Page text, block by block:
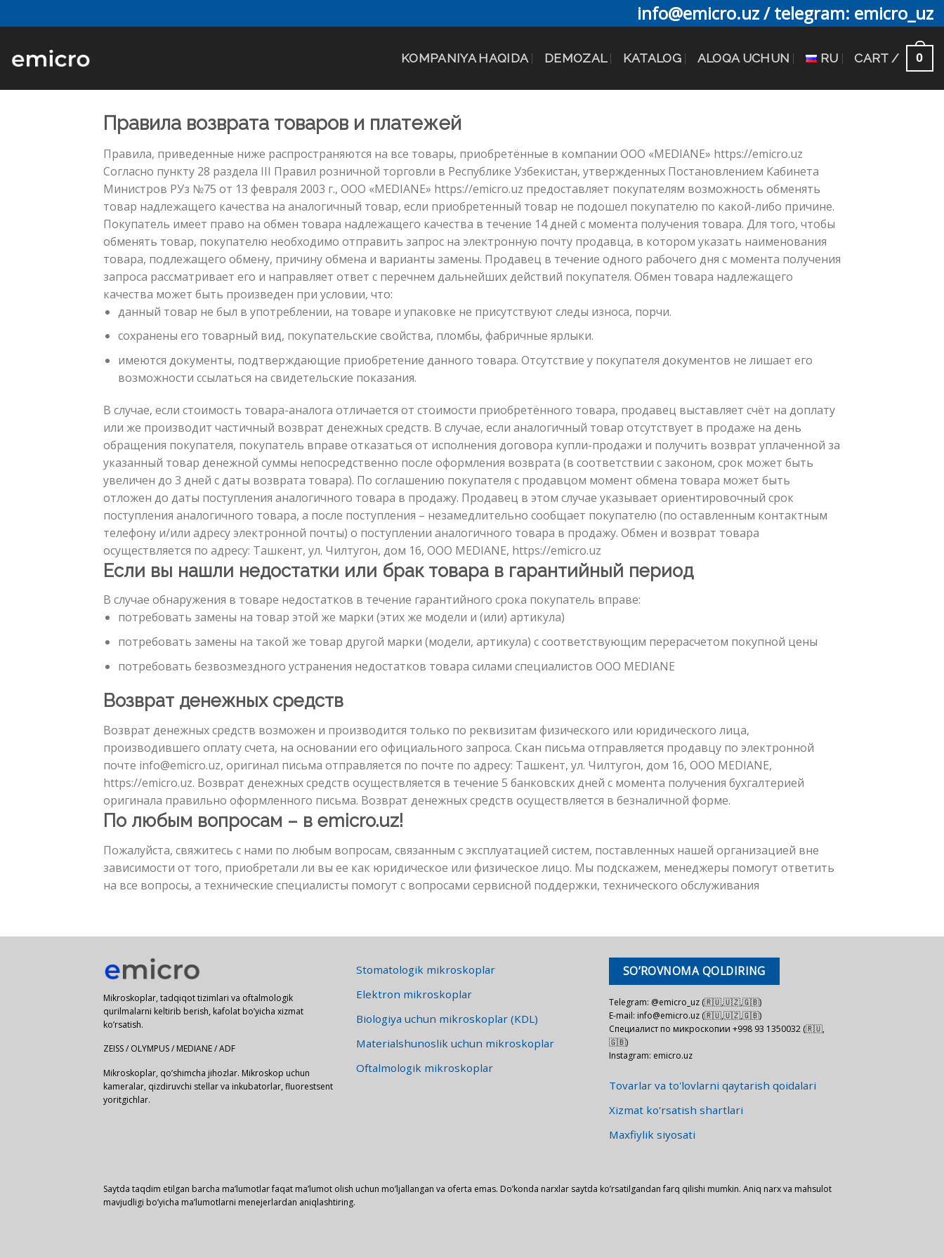
to
info@emicro.uz / telegram: emicro_uz
KOMPANIYA HAQIDA DEMOZAL KATALOG ALOQA UCHUN RU CART / 0
Правила возврата товаров и платежей
Правила, приведенные ниже распространяются на все товары, приобретённые в компании ООО «MEDIANE» https://emicro.uz
Согласно пункту 28 раздела III Правил розничной торговли в Республике Узбекистан, утвержденных Постановлением Кабинета
Министров РУз №75 от 13 февраля 2003 г., ООО «MEDIANE» https://emicro.uz предоставляет покупателям возможность обменять
товар надлежащего качества на аналогичный товар, если приобретенный товар не подошел покупателю по какой-либо причине.
Покупатель имеет право на обмен товара надлежащего качества в течение 14 дней с момента получения товара. Для того, чтобы
обменять товар, покупателю необходимо отправить запрос на электронную почту продавца, в котором указать наименования
товара, подлежащего обмену, причину обмена и варианты замены. Продавец в течение одного рабочего дня с момента получения
запроса рассматривает его и направляет ответ с перечнем дальнейших действий покупателя. Обмен товара надлежащего
качества может быть произведен при условии, что:
данный товар не был в употреблении, на товаре и упаковке не присутствуют следы износа, порчи.
сохранены его товарный вид, покупательские свойства, пломбы, фабричные ярлыки.
имеются документы, подтверждающие приобретение данного товара. Отсутствие у покупателя документов не лишает его
возможности ссылаться на свидетельские показания.
В случае, если стоимость товара-аналога отличается от стоимости приобретённого товара, продавец выставляет счёт на доплату
или же производит частичный возврат денежных средств. В случае, если аналогичный товар отсутствует в продаже на день
обращения покупателя, покупатель вправе отказаться от исполнения договора купли-продажи и получить возврат уплаченной за
указанный товар денежной суммы непосредственно после оформления возврата (в соответствии с законом, срок может быть
увеличен до 3 дней с даты возврата товара). По соглашению покупателя с продавцом момент обмена товара может быть
отложен до даты поступления аналогичного товара в продажу. Продавец в этом случае указывает ориентировочный срок
поступления аналогичного товара, а после поступления – незамедлительно сообщает покупателю (по оставленным контактным
телефону и/или адресу электронной почты) о поступлении аналогичного товара в продажу. Обмен и возврат товара
осуществляется по адресу: Ташкент, ул. Чилтугон, дом 16, OOO MEDIANE, https://emicro.uz
Если вы нашли недостатки или брак товара в гарантийный период
В случае обнаружения в товаре недостатков в течение гарантийного срока покупатель вправе:
потребовать замены на товар этой же марки (этих же модели и (или) артикула)
потребовать замены на такой же товар другой марки (модели, артикула) с соответствующим перерасчетом покупной цены
потребовать безвозмездного устранения недостатков товара силами специалистов OOO MEDIANE
Возврат денежных средств
Возврат денежных средств возможен и производится только по реквизитам физического или юридического лица,
производившего оплату счета, на основании его официального запроса. Скан письма отправляется продавцу по электронной
почте info@emicro.uz, оригинал письма отправляется по почте по адресу: Ташкент, ул. Чилтугон, дом 16, OOO MEDIANE,
https://emicro.uz. Возврат денежных средств осуществляется в течение 5 банковских дней с момента получения бухгалтерией
оригинала правильно оформленного письма. Возврат денежных средств осуществляется в безналичной форме.
По любым вопросам – в emicro.uz!
Пожалуйста, свяжитесь с нами по любым вопросам, связанным с эксплуатацией систем, поставленных нашей организацией вне
зависимости от того, приобретали ли вы ее как юридическое или физическое лицо. Мы подскажем, менеджеры помогут ответить
на все вопросы, а технические специалисты помогут с вопросами сервисной поддержки, технического обслуживания
Mikroskoplar, tadqiqot tizimlari va oftalmologik
qurilmalarni keltirib berish, kafolat bo’yicha xizmat
ko’rsatish.
ZEISS / OLYMPUS / MEDIANE / ADF
Mikroskoplar, qo’shimcha jihozlar. Mikroskop uchun
kameralar, qizdiruvchi stellar va inkubatorlar, fluorestsent
yoritgichlar.
Stomatologik mikroskoplar
Elektron mikroskoplar
Biologiya uchun mikroskoplar (KDL)
Materialshunoslik uchun mikroskoplar
Oftalmologik mikroskoplar
SO’ROVNOMA QOLDIRING
Telegram: @emicro_uz (🇷🇺,🇺🇿,🇬🇧)
E-mail: info@emicro.uz (🇷🇺,🇺🇿,🇬🇧)
Специалист по микроскопии +998 93 1350032 (🇷🇺,
🇬🇧)
Instagram: emicro.uz
Tovarlar va to'lovlarni qaytarish qoidalari
Xizmat ko'rsatish shartlari
Maxfiylik siyosati
Saytda taqdim etilgan barcha ma’lumotlar faqat ma’lumot olish uchun mo’ljallangan va oferta emas. Do’konda narxlar saytda ko’rsatilgandan farq qilishi mumkin. Aniq narx va mahsulot
mavjudligi bo’yicha ma’lumotlarni menejerlardan aniqlashtiring.